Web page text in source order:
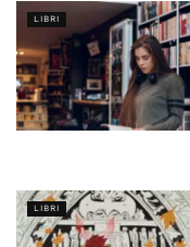
LIBRI
LIBRI